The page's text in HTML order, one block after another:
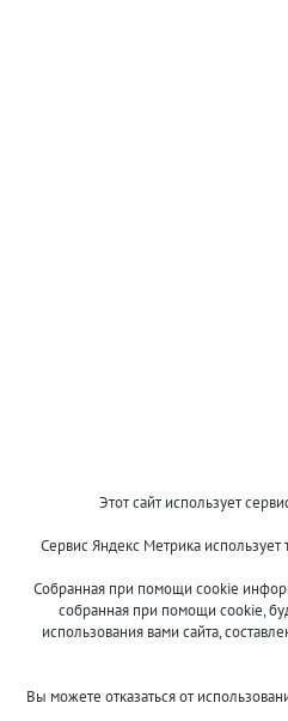
Этот сайт использует
Сервис Яндекс Метрика
Собранная при помощи cookie
собранная при помощи cookie,
использования вами сайта,
Вы можете отказаться от